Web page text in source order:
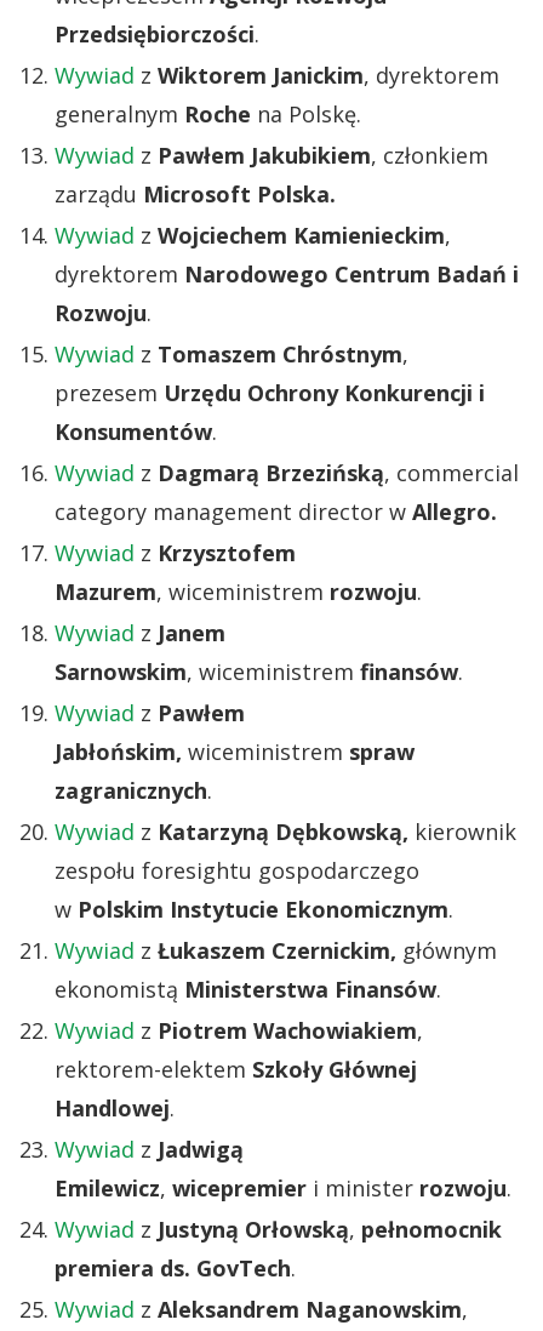
Przedsiębiorczości.
Wywiad z Wiktorem Janickim, dyrektorem
generalnym Roche na Polskę.
Wywiad z Pawłem Jakubikiem, członkiem
zarządu Microsoft Polska.
Wywiad z Wojciechem Kamienieckim,
dyrektorem Narodowego Centrum Badań i
Rozwoju.
Wywiad z Tomaszem Chróstnym,
prezesem Urzędu Ochrony Konkurencji i
Konsumentów.
Wywiad z Dagmarą Brzezińską, commercial
category management director w Allegro.
Wywiad z Krzysztofem
Mazurem, wiceministrem rozwoju.
Wywiad z Janem
Sarnowskim, wiceministrem finansów.
Wywiad z Pawłem
Jabłońskim, wiceministrem spraw
zagranicznych.
Wywiad z Katarzyną Dębkowską, kierownik
zespołu foresightu gospodarczego
w Polskim Instytucie Ekonomicznym.
Wywiad z Łukaszem Czernickim, głównym
ekonomistą Ministerstwa Finansów.
Wywiad z Piotrem Wachowiakiem,
rektorem-elektem Szkoły Głównej
Handlowej.
Wywiad z Jadwigą
Emilewicz, wicepremier i minister rozwoju.
Wywiad z Justyną Orłowską, pełnomocnik
premiera ds. GovTech.
Wywiad z Aleksandrem Naganowskim,